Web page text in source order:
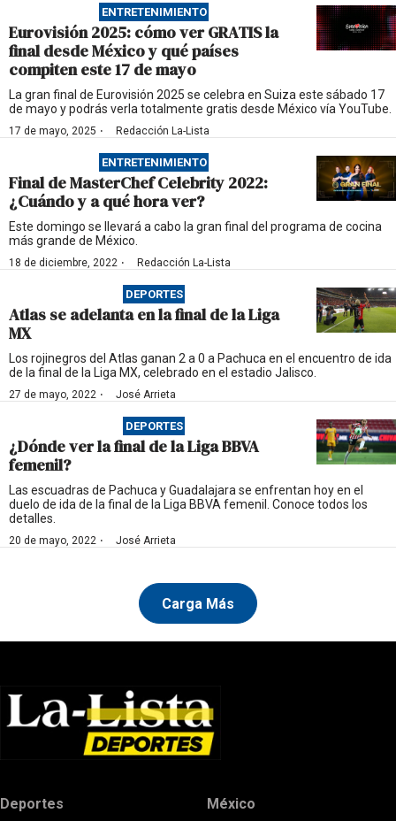
ENTRETENIMIENTO
Eurovisión 2025: cómo ver GRATIS la
final desde México y qué países
compiten este 17 de mayo
La gran final de Eurovisión 2025 se celebra en Suiza este sábado 17
de mayo y podrás verla totalmente gratis desde México vía YouTube.
17 de mayo, 2025 · Redacción La-Lista
ENTRETENIMIENTO
Final de MasterChef Celebrity 2022:
¿Cuándo y a qué hora ver?
Este domingo se llevará a cabo la gran final del programa de cocina
más grande de México.
18 de diciembre, 2022 · Redacción La-Lista
DEPORTES
Atlas se adelanta en la final de la Liga
MX
Los rojinegros del Atlas ganan 2 a 0 a Pachuca en el encuentro de ida
de la final de la Liga MX, celebrado en el estadio Jalisco.
27 de mayo, 2022 · José Arrieta
DEPORTES
¿Dónde ver la final de la Liga BBVA
femenil?
Las escuadras de Pachuca y Guadalajara se enfrentan hoy en el
duelo de ida de la final de la Liga BBVA femenil. Conoce todos los
detalles.
20 de mayo, 2022 · José Arrieta
Carga Más
Deportes México